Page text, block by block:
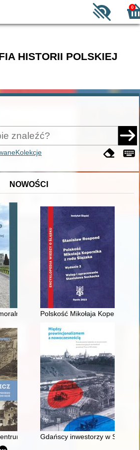
0
HISTORII POLSKIEJ
Kolekcje
NOWOŚCI
synów szlacheckich w XVI-
Polskość Mikołaja Kopernika z
poligonu drawskiego od
Gdańscy inwestorzy w